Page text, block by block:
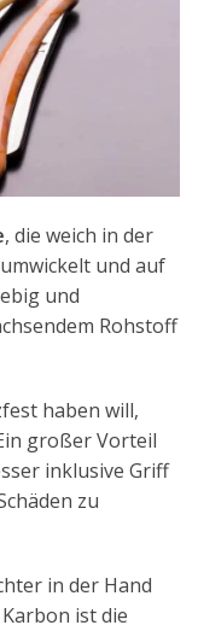
, die weich in der
und auf
und
Rohstoff
haben will,
großer Vorteil
inklusive Griff
zu
in der Hand
Karbon ist die